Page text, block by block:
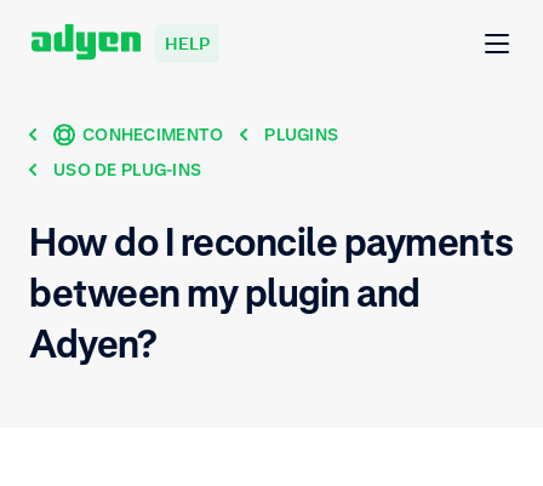
HELP
CONHECIMENTO
PLUGINS
USO DE PLUG-INS
How do I reconcile payments
between my plugin and
Adyen?